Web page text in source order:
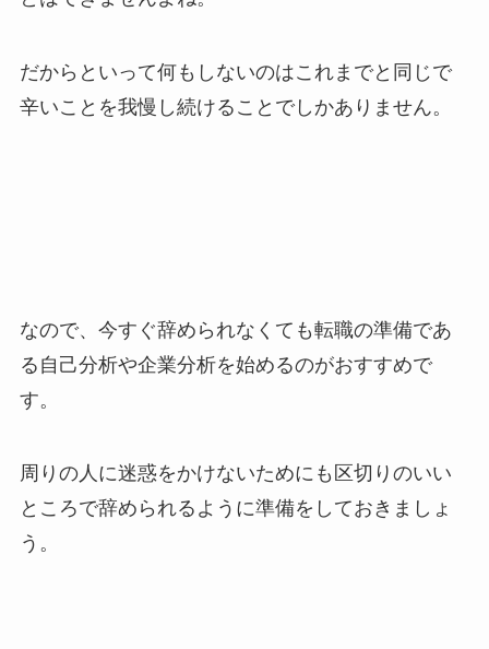
だからといって何もしないのはこれまでと同じで
辛いことを我慢し続けることでしかありません。
なので、 今すぐ辞められなくても転職の準備であ
る自己分析や企業分析を始めるのがおすすめで
す。
周りの人に迷惑をかけないためにも区切りのいい
ところで辞められるように準備をしておきましょ
う。